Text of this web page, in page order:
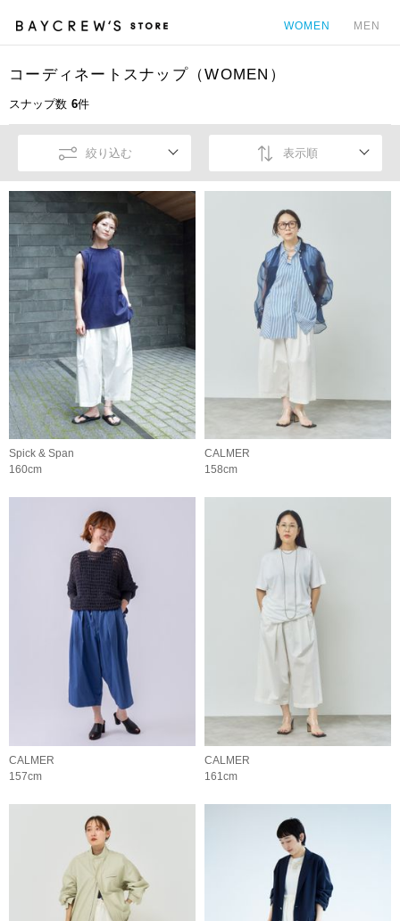
WOMEN MEN
コーディネートスナップ（WOMEN）
スナップ数 6件
絞り込む 表示順
Spick & Span
160cm
CALMER
158cm
CALMER
157cm
CALMER
161cm